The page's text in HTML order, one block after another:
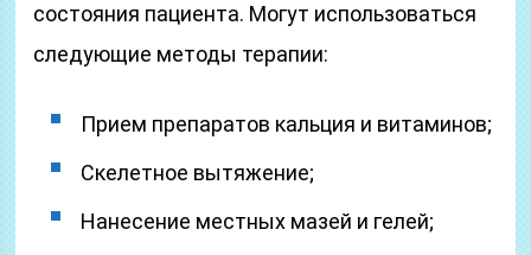
состояния пациента. Могут использоваться
следующие методы терапии:
Прием препаратов кальция и витаминов;
Скелетное вытяжение;
Нанесение местных мазей и гелей;